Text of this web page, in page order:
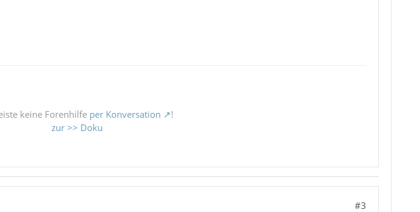
keine Forenhilfe per Konversation
!
zur >> Doku
#3